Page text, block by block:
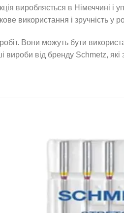
виробляється в Німеччині і
використання і зручність у
Вони можуть бути
вироби від бренду Schmetz, які